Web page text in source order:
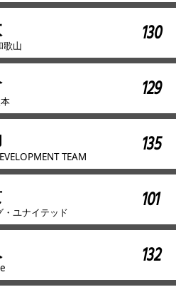
歌山 130
129
TEAM 135
ユナイテッド 101
132